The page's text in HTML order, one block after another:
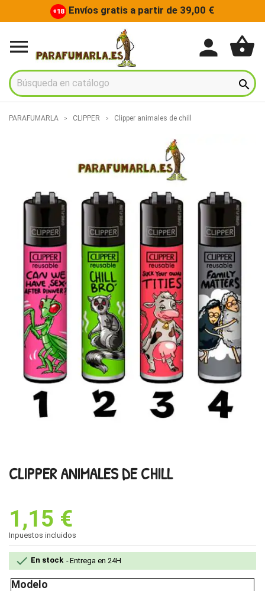
+18 Envíos gratis a partir de 39,00 €
 person shopping_basket

PARAFUMARLA CLIPPER Clipper animales de chill
CLIPPER ANIMALES DE CHILL
1,15 €
Inpuestos incluidos
 En stock Entrega en 24H
Modelo